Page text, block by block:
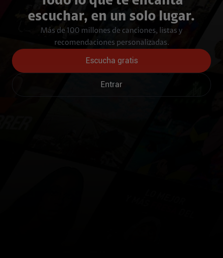
escuchar, en un solo lugar.
Más de 100 millones de canciones, listas y
recomendaciones personalizadas.
Escucha gratis
Entrar